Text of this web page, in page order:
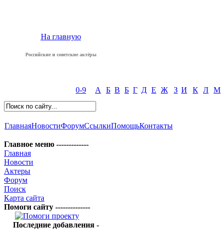
На главную
Российские и советские актёры
0-9 А Б В Б Г Д Е Ж З И К Л М
ГлавнаяНовостиФорумСсылкиПомощьКонтакты
Главное меню -------------
Главная
Новости
Актеры
Форум
Поиск
Карта сайта
Помоги сайту --------------
Последние добавления -